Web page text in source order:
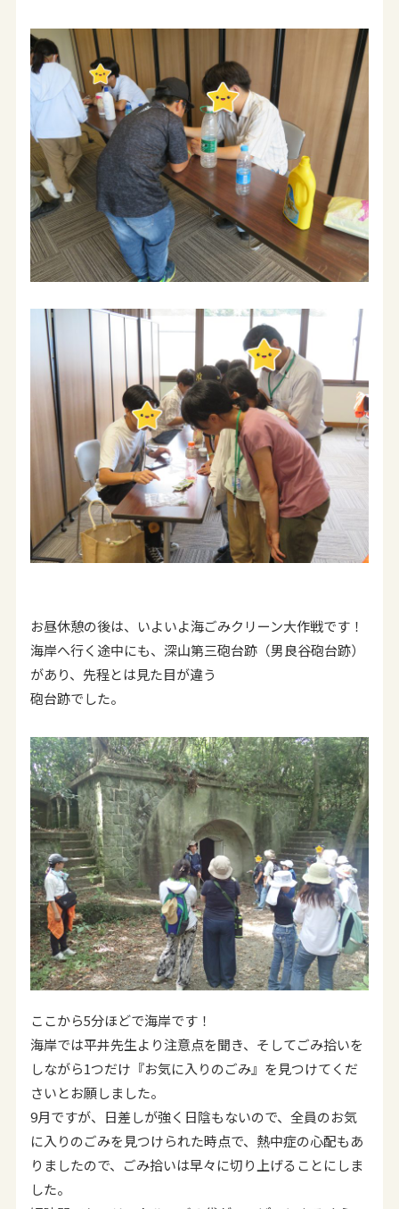
お昼休憩の後は、いよいよ海ごみクリーン大作戦です！
海岸へ行く途中にも、深山第三砲台跡（男良谷砲台跡）
があり、先程とは見た目が違う
砲台跡でした。
ここから5分ほどで海岸です！
海岸では平井先生より注意点を聞き、そしてごみ拾いを
しながら1つだけ『お気に入りのごみ』を見つけてくだ
さいとお願しました。
9月ですが、日差しが強く日陰もないので、全員のお気
に入りのごみを見つけられた時点で、熱中症の心配もあ
りましたので、ごみ拾いは早々に切り上げることにしま
した。